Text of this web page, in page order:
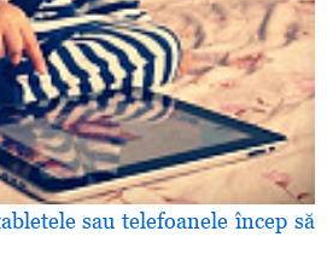
sau telefoanele încep să